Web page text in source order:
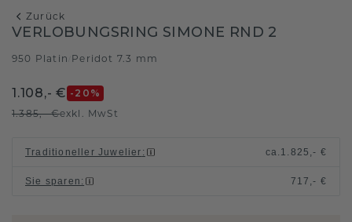
Zurück
VERLOBUNGSRING SIMONE RND 2
950 Platin Peridot 7.3 mm
1.108,- € -20 %
1.385,- €exkl. MwSt
Traditioneller Juwelier : ca. 1.825,- €
Sie sparen : 717,- €